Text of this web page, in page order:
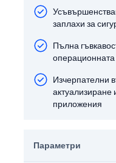
заплахи за
Пълна
Изчерпателни
актуализиране
приложения
Параметри